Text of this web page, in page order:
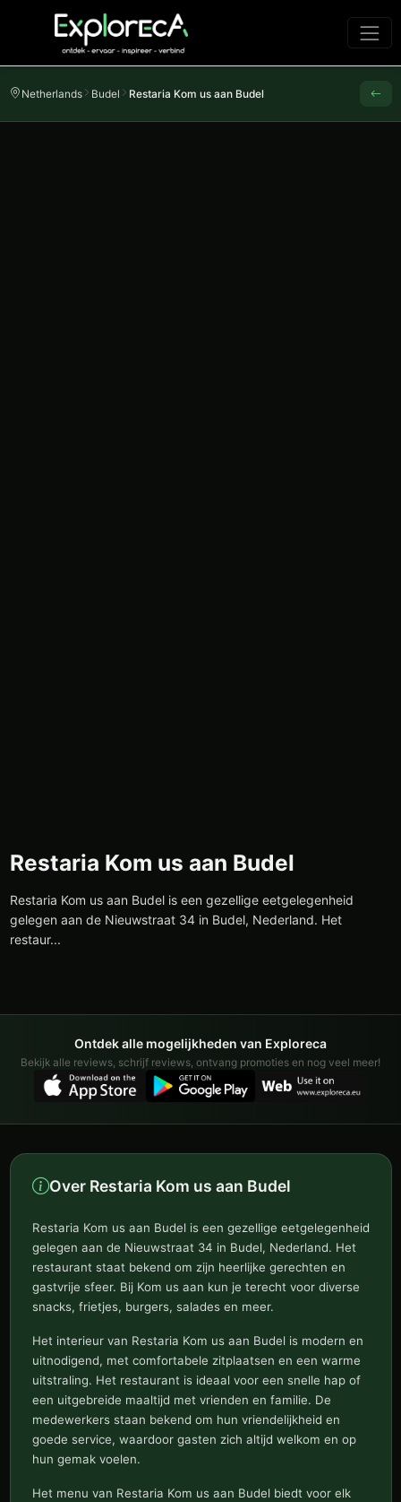
Netherlands Budel Restaria Kom us aan Budel
Restaria Kom us aan Budel
Restaria Kom us aan Budel is een gezellige eetgelegenheid
gelegen aan de Nieuwstraat 34 in Budel, Nederland. Het
restaur...
Ontdek alle mogelijkheden van Exploreca
Bekijk alle reviews, schrijf reviews, ontvang promoties en nog veel meer!
Over Restaria Kom us aan Budel
Restaria Kom us aan Budel is een gezellige eetgelegenheid
gelegen aan de Nieuwstraat 34 in Budel, Nederland. Het
restaurant staat bekend om zijn heerlijke gerechten en
gastvrije sfeer. Bij Kom us aan kun je terecht voor diverse
snacks, frietjes, burgers, salades en meer.
Het interieur van Restaria Kom us aan Budel is modern en
uitnodigend, met comfortabele zitplaatsen en een warme
uitstraling. Het restaurant is ideaal voor een snelle hap of
een uitgebreide maaltijd met vrienden en familie. De
medewerkers staan bekend om hun vriendelijkheid en
goede service, waardoor gasten zich altijd welkom en op
hun gemak voelen.
Het menu van Restaria Kom us aan Budel biedt voor elk